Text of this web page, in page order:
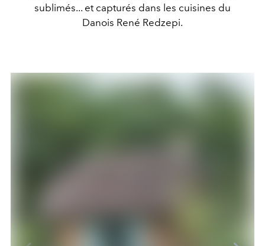
sublimés... et capturés dans les cuisines du
Danois René Redzepi.